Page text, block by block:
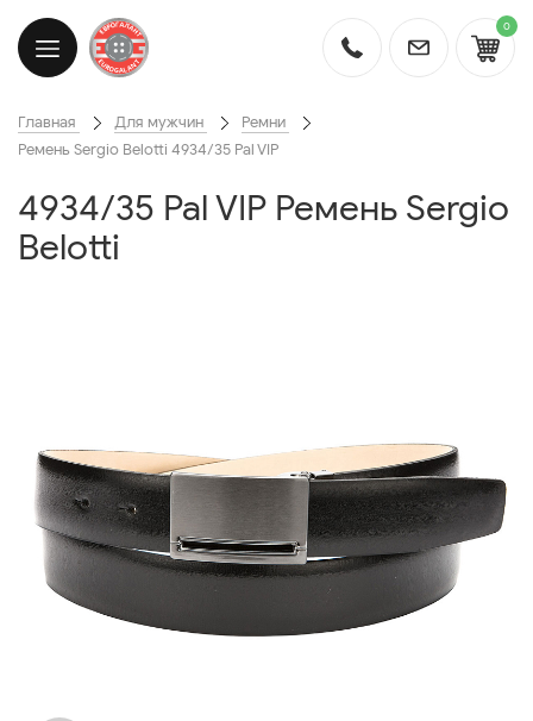
0
Главная Для мужчин
Ремни
Ремень Sergio Belotti 4934/35 Pal VIP
4934/35 Pal VIP Ремень Sergio
Belotti